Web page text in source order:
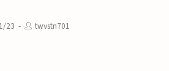
23
Posttwvstn701